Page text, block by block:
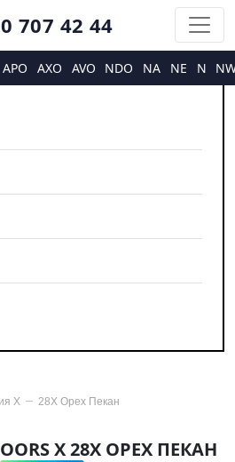
707 42 44
APO AXO AVO NDO NA NE N
X 28X Орех Пекан
X 28X ОРЕХ ПЕКАН